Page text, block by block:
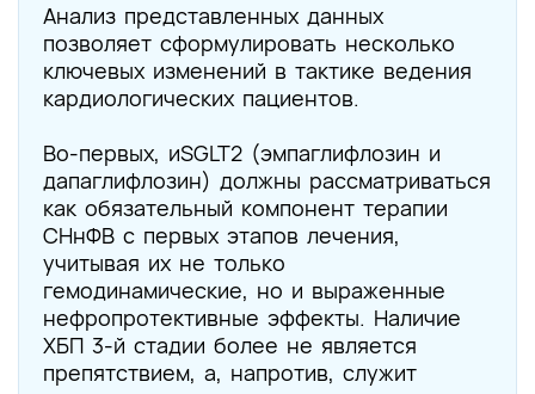
Анализ представленных данных
позволяет сформулировать несколько
ключевых изменений в тактике ведения
кардиологических пациентов.
Во-первых, иSGLT2 (эмпаглифлозин и
дапаглифлозин) должны рассматриваться
как обязательный компонент терапии
СНнФВ с первых этапов лечения,
учитывая их не только
гемодинамические, но и выраженные
нефропротективные эффекты. Наличие
ХБП 3-й стадии более не является
препятствием, а, напротив, служит